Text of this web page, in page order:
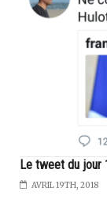
Le tweet du jour
AVRIL 19TH, 2018